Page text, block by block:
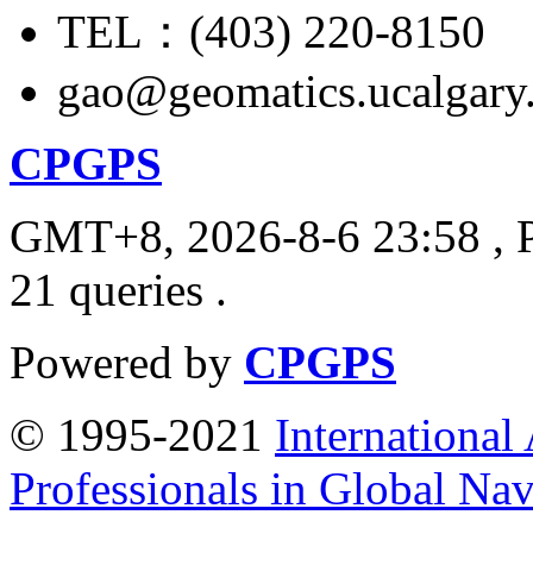
TEL：(403) 220-8150
CPGPS
GMT+8, 2026-8-6 23:58 ,
21 queries .
Powered by CPGPS
© 1995-2021 International
Professionals in Global